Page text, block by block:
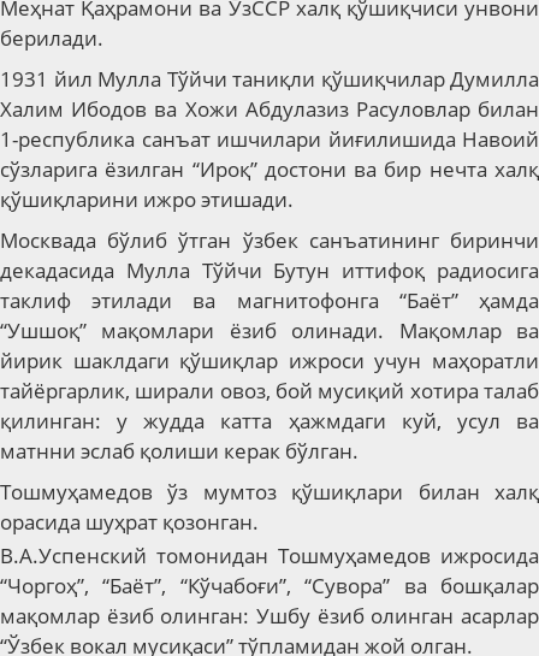
Меҳнат Қаҳрамони ва ЎзССР халқ қўшиқчиси унвони
берилади.
1931 йил Мулла Тўйчи таниқли қўшиқчилар Думилла
Халим Ибодов ва Хожи Абдулазиз Расуловлар билан
1-республика санъат ишчилари йиғилишида Навоий
сўзларига ёзилган “Ироқ” достони ва бир нечта халқ
қўшиқларини ижро этишади.
Москвада бўлиб ўтган ўзбек санъатининг биринчи
декадасида Мулла Тўйчи Бутун иттифоқ радиосига
таклиф этилади ва магнитофонга “Баёт” ҳамда
“Ушшоқ” мақомлари ёзиб олинади. Мақомлар ва
йирик шаклдаги қўшиқлар ижроси учун маҳоратли
тайёргарлик, ширали овоз, бой мусиқий хотира талаб
қилинган: у жудда катта ҳажмдаги куй, усул ва
матнни эслаб қолиши керак бўлган.
Тошмуҳамедов ўз мумтоз қўшиқлари билан халқ
орасида шуҳрат қозонган.
В.А.Успенский томонидан Тошмуҳамедов ижросида
“Чоргоҳ”, “Баёт”, “Кўчабоғи”, “Сувора” ва бошқалар
мақомлар ёзиб олинган: Ушбу ёзиб олинган асарлар
“Ўзбек вокал мусиқаси” тўпламидан жой олган.